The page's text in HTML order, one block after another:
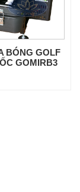
BÓNG GOLF
GOMIRB3